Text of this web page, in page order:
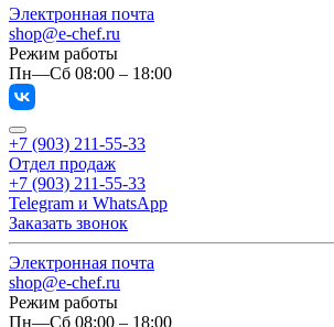
Электронная почта
shop@e-chef.ru
Режим работы
Пн—Сб 08:00 – 18:00
+7 (903) 211-55-33
Отдел продаж
+7 (903) 211-55-33
Telegram и WhatsApp
Заказать звонок
Электронная почта
shop@e-chef.ru
Режим работы
Пн—Сб 08:00 – 18:00